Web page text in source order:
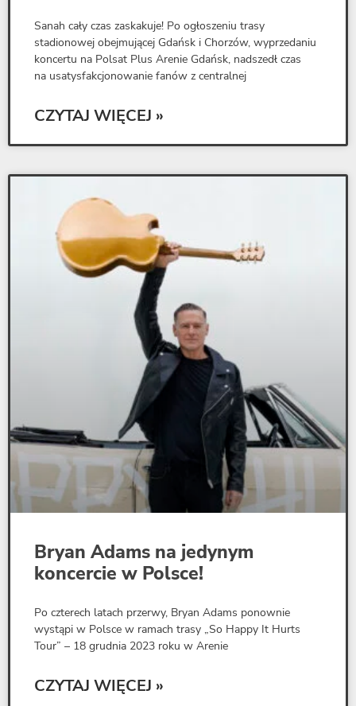
Sanah cały czas zaskakuje! Po ogłoszeniu trasy
stadionowej obejmującej Gdańsk i Chorzów, wyprzedaniu
koncertu na Polsat Plus Arenie Gdańsk, nadszedł czas
na usatysfakcjonowanie fanów z centralnej
CZYTAJ WIĘCEJ »
Bryan Adams na jedynym
koncercie w Polsce!
Po czterech latach przerwy, Bryan Adams ponownie
wystąpi w Polsce w ramach trasy „So Happy It Hurts
Tour” – 18 grudnia 2023 roku w Arenie
CZYTAJ WIĘCEJ »